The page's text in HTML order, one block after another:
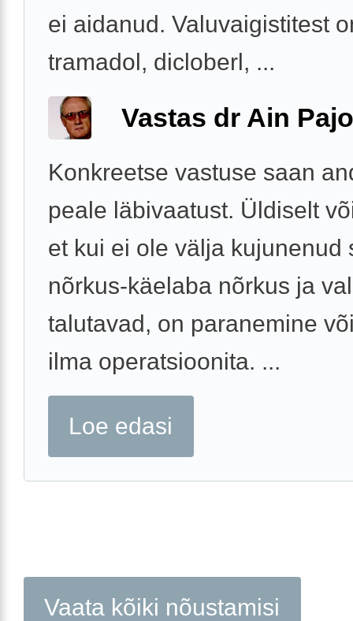
ei aidanud. Valuvaigistitest
tramadol, dicloberl, ...
Vastas dr Ain
Konkreetse vastuse saan
peale läbivaatust. Üldiselt
et kui ei ole välja kujunenud
nõrkus-käelaba nõrkus ja
talutavad, on paranemine
ilma operatsioonita. ...
Loe edasi
Vaata kõiki nõustamisi